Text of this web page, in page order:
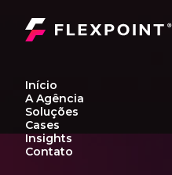
Início
A Agência
Soluções
Cases
Insights
Contato